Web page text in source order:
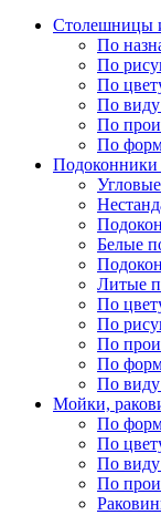
Столешницы
По
По
По
По
По
По
Подоконники
Белые
Литые
По
По
По
По
По
Мойки,
По
По
По
По